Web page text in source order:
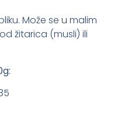
Može se u malim
žitarica (musli) ili